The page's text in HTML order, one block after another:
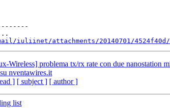
iuliinet/attachments/20140701/4524f40d/
Wireless] problema tx/rx rate con due nanostation
nventawires.it
] [ subject ] [ author ]
list